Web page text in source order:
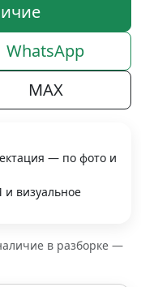
WhatsApp
MAX
— по фото и
и визуальное
в разборке —